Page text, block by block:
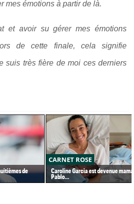
mes émotions à partir de là.
et avoir su gérer mes émotions
de cette finale, cela signifie
suis très fière de moi ces derniers
de
CARNET ROSE
Caroline Garcia est devenue
Pablo...